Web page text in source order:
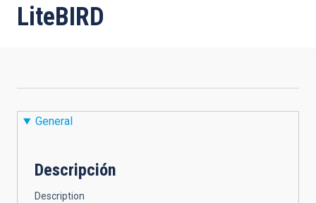
enlaces
a
la
LiteBIRD
General
Descripción
Description